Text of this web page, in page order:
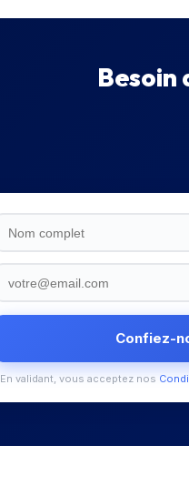
Besoin
Confiez-
En validant, vous acceptez nos